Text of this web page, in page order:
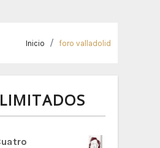
Inicio foro valladolid